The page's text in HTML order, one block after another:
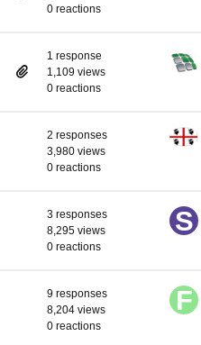
0 reactions
1 response
1,109 views
0 reactions
2 responses
3,980 views
0 reactions
3 responses
8,295 views
0 reactions
9 responses
8,204 views
0 reactions